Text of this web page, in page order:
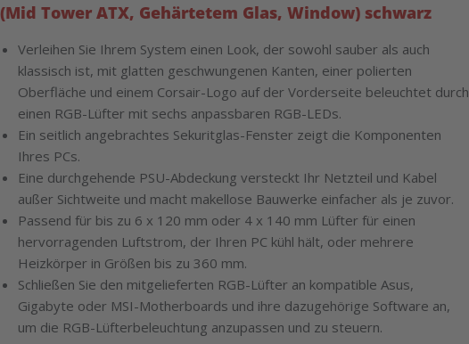
(Mid Tower ATX, Gehärtetem Glas, Window) schwarz
Verleihen Sie Ihrem System einen Look, der sowohl sauber als auch
klassisch ist, mit glatten geschwungenen Kanten, einer polierten
Oberfläche und einem Corsair-Logo auf der Vorderseite beleuchtet durch
einen RGB-Lüfter mit sechs anpassbaren RGB-LEDs.
Ein seitlich angebrachtes Sekuritglas-Fenster zeigt die Komponenten
Ihres PCs.
Eine durchgehende PSU-Abdeckung versteckt Ihr Netzteil und Kabel
außer Sichtweite und macht makellose Bauwerke einfacher als je zuvor.
Passend für bis zu 6 x 120 mm oder 4 x 140 mm Lüfter für einen
hervorragenden Luftstrom, der Ihren PC kühl hält, oder mehrere
Heizkörper in Größen bis zu 360 mm.
Schließen Sie den mitgelieferten RGB-Lüfter an kompatible Asus,
Gigabyte oder MSI-Motherboards und ihre dazugehörige Software an,
um die RGB-Lüfterbeleuchtung anzupassen und zu steuern.